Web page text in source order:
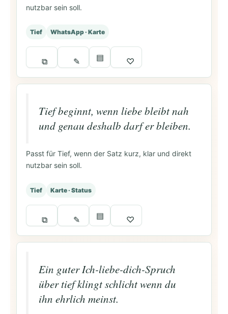
nutzbar sein soll.
Tief WhatsApp · Karte
⧉ ✎ ▤ ♡
Tief beginnt, wenn liebe bleibt nah
und genau deshalb darf er bleiben.
Passt für Tief, wenn der Satz kurz, klar und direkt
nutzbar sein soll.
Tief Karte · Status
⧉ ✎ ▤ ♡
Ein guter Ich-liebe-dich-Spruch
über tief klingt schlicht wenn du
ihn ehrlich meinst.